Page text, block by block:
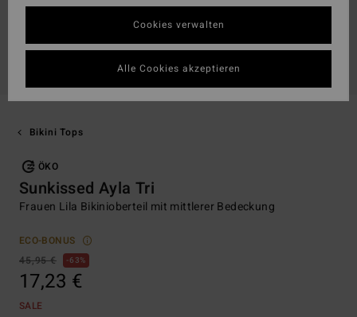
Bikini Tops
ÖKO
Sunkissed Ayla Tri
Frauen Lila Bikinioberteil mit mittlerer Bedeckung
ECO-BONUS
45,95 €
63%
17,23 €
SALE
Cookies verwalten
Alle Cookies akzeptieren